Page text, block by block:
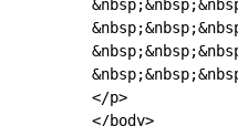
        </p>
        </body>